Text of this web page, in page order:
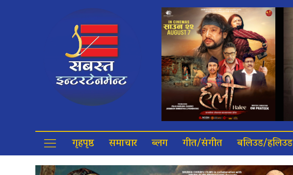
गृहपृष्ठ समाचार ब्लग गीत/संगीत बलिउड/हलिउड